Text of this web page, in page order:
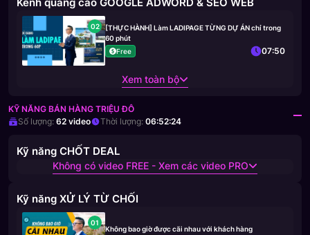
Kênh quảng cáo GOOGLE ADWORD & SEO WEB
02
[THỰC HÀNH] Làm LADIPAGE TỪNG DỰ ÁN chỉ trong
60 phút
Free
07:50
Xem toàn bộ
KỸ NĂNG BÁN HÀNG TRIỆU ĐÔ
Số lượng: 62 video Thời lượng: 06:52:24
Kỹ năng CHỐT DEAL
Không có video FREE - Xem các video PRO
Kỹ năng XỬ LÝ TỪ CHỐI
01
Không bao giờ được cãi nhau với khách hàng